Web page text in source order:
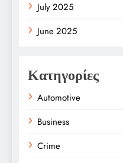
July 2025
June 2025
Κατηγορίες
Automotive
Business
Crime